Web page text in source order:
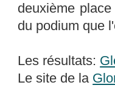
deuxième
du podium que
Les résultats:
Le site de la